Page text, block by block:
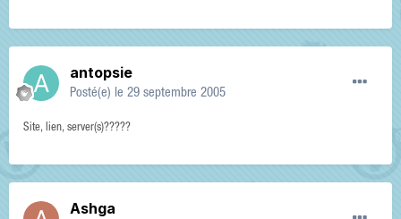
antopsie
Posté(e) le 29 septembre 2005
Site, lien, server(s)?????
Ashga